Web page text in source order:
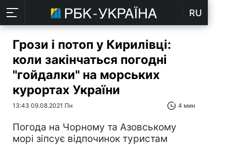
RU
Грози і потоп у Кирилівці:
коли закінчаться погодні
"гойдалки" на морських
курортах України
13:43 09.08.2021 Пн 4 мин
Погода на Чорному та Азовському
морі зіпсує відпочинок туристам